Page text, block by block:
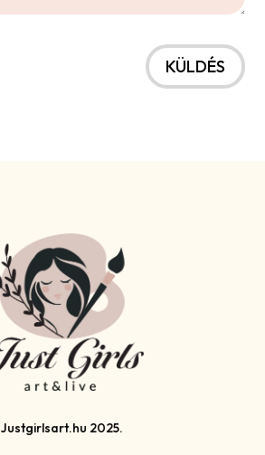
KÜLDÉS
Justgirlsart.hu 2025.